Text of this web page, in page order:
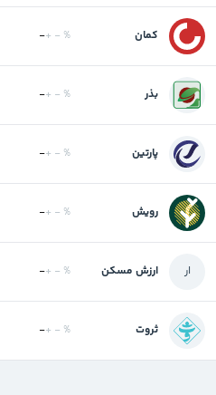
کمان -+ - %
بذر -+ - %
پارتین -+ - %
رویش -+ - %
ار ارزش مسکن -+ - %
ثروت -+ - %